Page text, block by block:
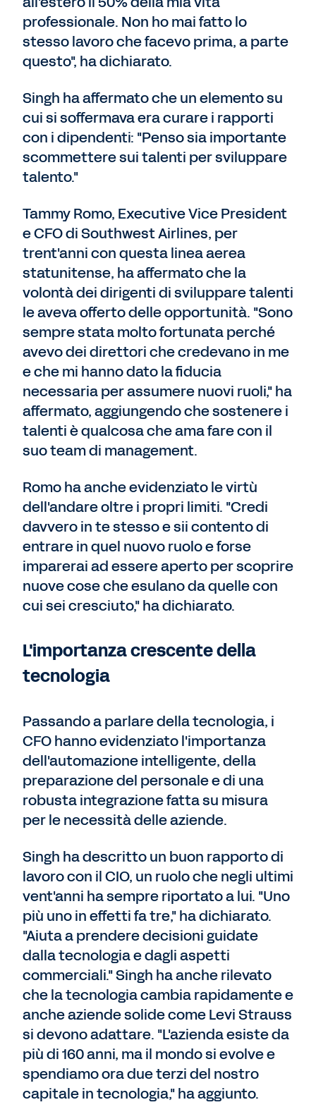
professionale. Non ho mai fatto lo
stesso lavoro che facevo prima, a parte
questo", ha dichiarato.
Singh ha affermato che un elemento su
cui si soffermava era curare i rapporti
con i dipendenti: "Penso sia importante
scommettere sui talenti per sviluppare
talento."
Tammy Romo, Executive Vice President
e CFO di Southwest Airlines, per
trent'anni con questa linea aerea
statunitense, ha affermato che la
volontà dei dirigenti di sviluppare talenti
le aveva offerto delle opportunità. "Sono
sempre stata molto fortunata perché
avevo dei direttori che credevano in me
e che mi hanno dato la fiducia
necessaria per assumere nuovi ruoli," ha
affermato, aggiungendo che sostenere i
talenti è qualcosa che ama fare con il
suo team di management.
Romo ha anche evidenziato le virtù
dell'andare oltre i propri limiti. "Credi
davvero in te stesso e sii contento di
entrare in quel nuovo ruolo e forse
imparerai ad essere aperto per scoprire
nuove cose che esulano da quelle con
cui sei cresciuto," ha dichiarato.
L'importanza crescente della
tecnologia
Passando a parlare della tecnologia, i
CFO hanno evidenziato l'importanza
dell'automazione intelligente, della
preparazione del personale e di una
robusta integrazione fatta su misura
per le necessità delle aziende.
Singh ha descritto un buon rapporto di
lavoro con il CIO, un ruolo che negli ultimi
vent'anni ha sempre riportato a lui. "Uno
più uno in effetti fa tre," ha dichiarato.
"Aiuta a prendere decisioni guidate
dalla tecnologia e dagli aspetti
commerciali." Singh ha anche rilevato
che la tecnologia cambia rapidamente e
anche aziende solide come Levi Strauss
si devono adattare. "L'azienda esiste da
più di 160 anni, ma il mondo si evolve e
spendiamo ora due terzi del nostro
capitale in tecnologia," ha aggiunto.